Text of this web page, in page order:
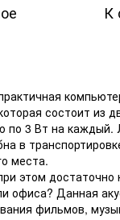
К
состоит из
3 Вт на каждый.
в
места.
этом достаточно
офиса? Данная
фильмов,